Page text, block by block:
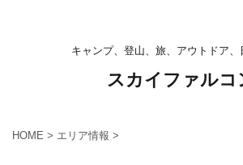
キャンプ、登山、旅、アウトドア、
スカイファルコ
HOME > エリア情報 >